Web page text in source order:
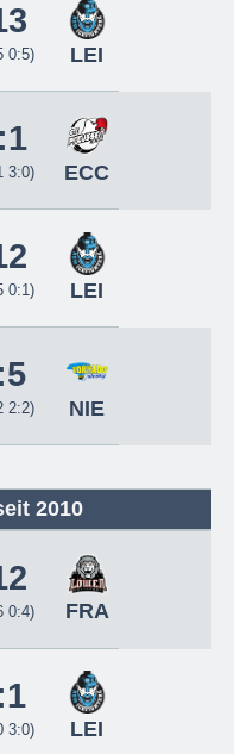
0:5) LEI
3:0) ECC
0:1) LEI
2:2) NIE
2010
0:4) FRA
3:0) LEI